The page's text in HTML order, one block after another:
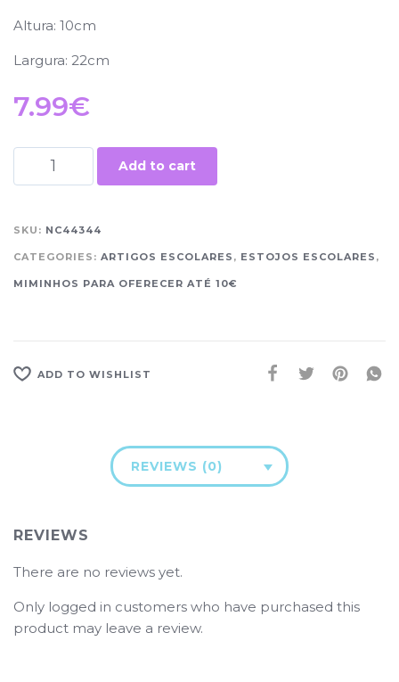
Altura: 10cm
Largura: 22cm
7.99€
Add to cart
SKU: NC44344
CATEGORIES: ARTIGOS ESCOLARES , ESTOJOS ESCOLARES ,
MIMINHOS PARA OFERECER ATÉ 10€
ADD TO WISHLIST
REVIEWS (0)
REVIEWS
There are no reviews yet.
Only logged in customers who have purchased this
product may leave a review.